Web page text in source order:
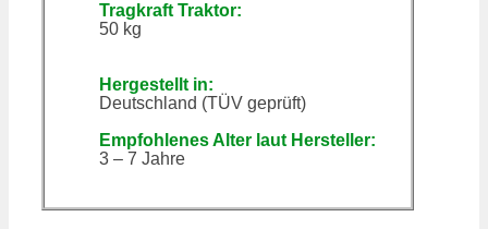
Tragkraft Traktor:
50 kg
Hergestellt in:
Deutschland (TÜV geprüft)
Empfohlenes Alter laut Hersteller:
3 – 7 Jahre